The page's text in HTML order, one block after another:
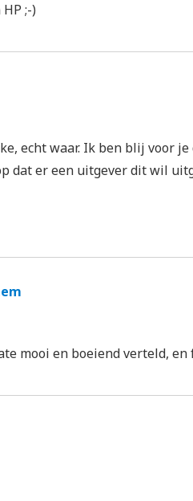
;-)
echt waar. Ik ben blij voor
dat er een uitgever dit wil
mooi en boeiend verteld, en